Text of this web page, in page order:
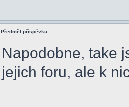
Předmět příspěvku:
Napodobne, take
jejich foru, ale k